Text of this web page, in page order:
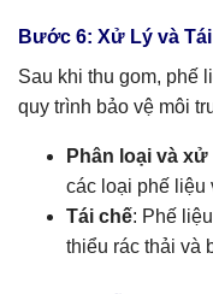
Bước 6: Xử Lý và
Sau khi thu gom, phế
quy trình bảo vệ môi
Phân loại và xử
các loại phế liệu
Tái chế: Phế
thiểu rác thải và